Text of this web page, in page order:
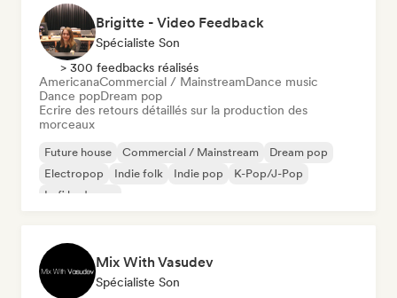
Brigitte - Video Feedback
Spécialiste Son
> 300 feedbacks réalisés
AmericanaCommercial / MainstreamDance music
Dance popDream pop
Ecrire des retours détaillés sur la production des
morceaux
Future house Commercial / Mainstream
Dream pop
Electropop
Indie folk Indie pop
K-Pop/J-Pop
Lofi bedroom
Mix With Vasudev
Spécialiste Son